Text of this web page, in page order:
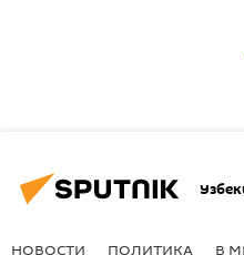
НОВОСТИ ПОЛИТИКА В